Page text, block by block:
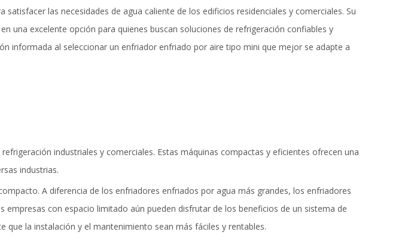
las necesidades de agua caliente de los edificios residenciales y comerciales. Su
una excelente opción para quienes buscan soluciones de refrigeración confiables y
informada al seleccionar un enfriador enfriado por aire tipo mini que mejor se adapte a
industriales y comerciales. Estas máquinas compactas y eficientes ofrecen una
industrias.
A diferencia de los enfriadores enfriados por agua más grandes, los enfriadores
con espacio limitado aún pueden disfrutar de los beneficios de un sistema de
la instalación y el mantenimiento sean más fáciles y rentables.